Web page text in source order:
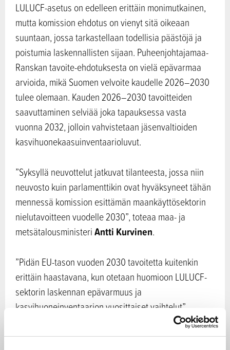
LULUCF-asetus on edelleen erittäin monimutkainen,
mutta komission ehdotus on vienyt sitä oikeaan
suuntaan, jossa tarkastellaan todellisia päästöjä ja
poistumia laskennallisten sijaan. Puheenjohtajamaa-
Ranskan tavoite-ehdotuksesta on vielä epävarmaa
arvioida, mikä Suomen velvoite kaudelle 2026–2030
tulee olemaan. Kauden 2026–2030 tavoitteiden
saavuttaminen selviää joka tapauksessa vasta
vuonna 2032, jolloin vahvistetaan jäsenvaltioiden
kasvihuonekaasuinventaarioluvut.
”Syksyllä neuvottelut jatkuvat tilanteesta, jossa niin
neuvosto kuin parlamenttikin ovat hyväksyneet tähän
mennessä komission esittämän maankäyttösektorin
nielutavoitteen vuodelle 2030”, toteaa maa- ja
metsätalousministeriAntti Kurvinen.
”Pidän EU-tason vuoden 2030 tavoitetta kuitenkin
erittäin haastavana, kun otetaan huomioon LULUCF-
sektorin laskennan epävarmuus ja
kasvihuoneinventaarion vuosittaiset vaihtelut”,